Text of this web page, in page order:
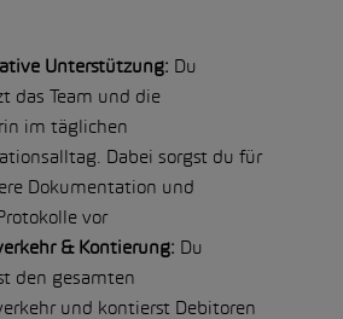
Unterstützung: Du
das Team und die
im täglichen
Dabei sorgst du für
Dokumentation und
vor
& Kontierung:
Du
den gesamten
und kontierst Debitoren